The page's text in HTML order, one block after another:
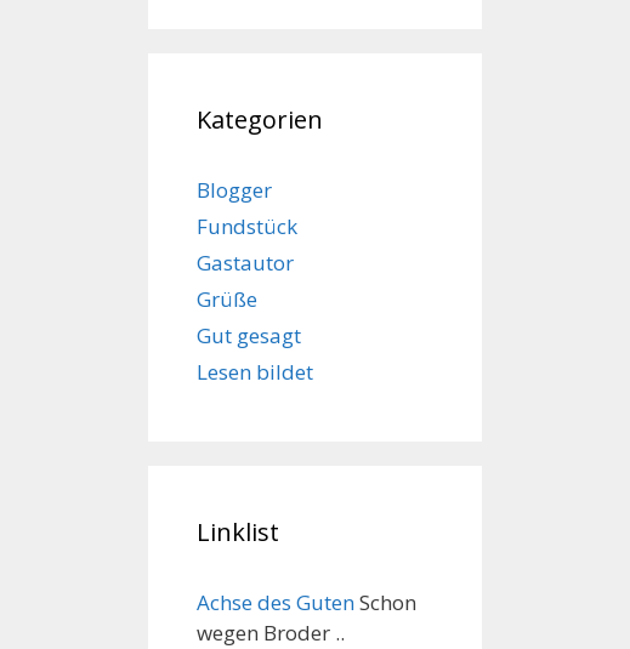
Kategorien
Blogger
Fundstück
Gastautor
Grüße
Gut gesagt
Lesen bildet
Linklist
Achse des GutenSchon
wegen Broder ..